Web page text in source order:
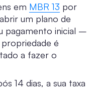
em MBR 13 por
um plano de
pagamento inicial –
é
a fazer o
14 dias, a sua taxa